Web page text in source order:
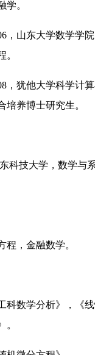
学。
，山东大学数学学
。
，犹他大学科学计
培养博士研究生。
科技大学，数学与
程，金融数学。
科数学分析》，《
。